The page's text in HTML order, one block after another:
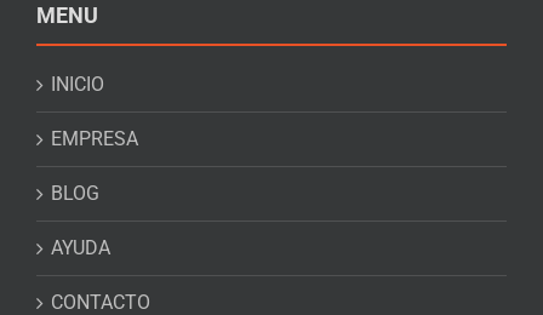
MENU
INICIO
EMPRESA
BLOG
AYUDA
CONTACTO